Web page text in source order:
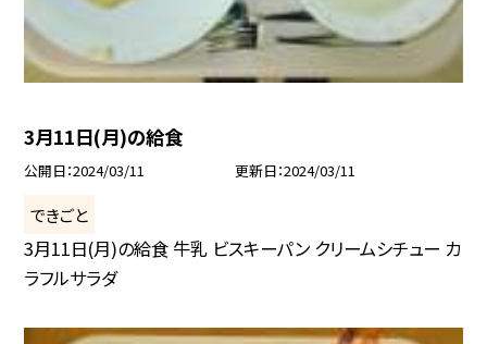
3月11日(月)の給食
公開日 2024/03/11 更新日 2024/03/11
できごと
3月11日(月)の給食 牛乳 ビスキーパン クリームシチュー カ
ラフルサラダ